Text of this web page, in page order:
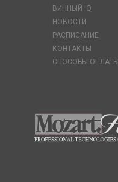
ВИННЫЙ IQ
НОВОСТИ
РАСПИСАНИЕ
КОНТАКТЫ
СПОСОБЫ ОПЛАТЫ